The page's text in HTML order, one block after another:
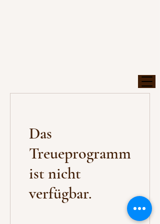
Das
Treueprogramm
ist nicht
verfügbar.